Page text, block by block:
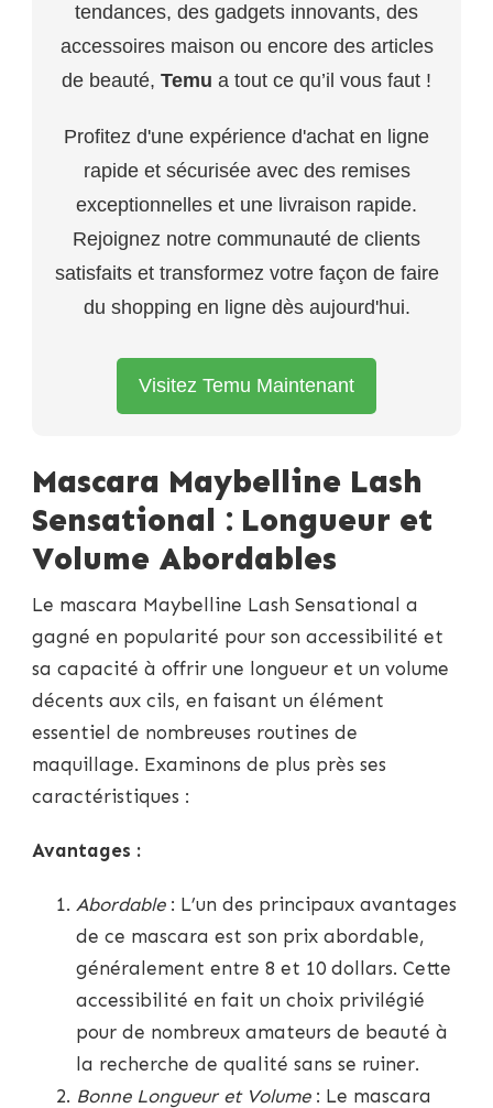
tendances, des gadgets innovants, des
accessoires maison ou encore des articles
de beauté, Temu a tout ce qu’il vous faut !
Profitez d'une expérience d'achat en ligne
rapide et sécurisée avec des remises
exceptionnelles et une livraison rapide.
Rejoignez notre communauté de clients
satisfaits et transformez votre façon de faire
du shopping en ligne dès aujourd'hui.
Visitez Temu Maintenant
Mascara Maybelline Lash
Sensational : Longueur et
Volume Abordables
Le mascara Maybelline Lash Sensational a
gagné en popularité pour son accessibilité et
sa capacité à offrir une longueur et un volume
décents aux cils, en faisant un élément
essentiel de nombreuses routines de
maquillage. Examinons de plus près ses
caractéristiques :
Avantages :
Abordable: L’un des principaux avantages
de ce mascara est son prix abordable,
généralement entre 8 et 10 dollars. Cette
accessibilité en fait un choix privilégié
pour de nombreux amateurs de beauté à
la recherche de qualité sans se ruiner.
Bonne Longueur et Volume: Le mascara